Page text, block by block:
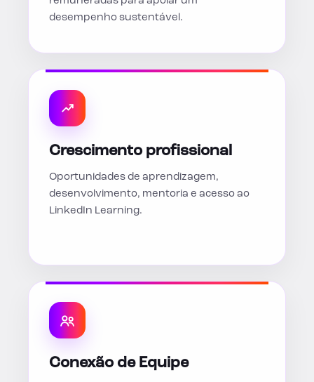
desempenho sustentável.
Crescimento profissional
Oportunidades de aprendizagem,
desenvolvimento, mentoria e acesso ao
LinkedIn Learning.
Conexão de Equipe